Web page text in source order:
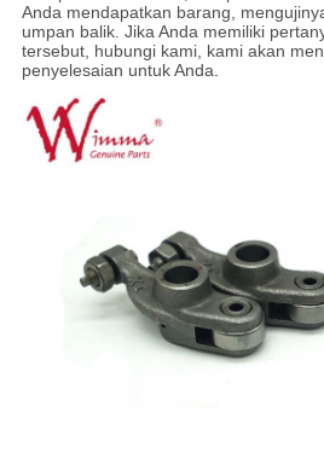
Anda mendapatkan barang,
umpan balik. Jika Anda memiliki
tersebut, hubungi kami, kami akan
penyelesaian untuk Anda